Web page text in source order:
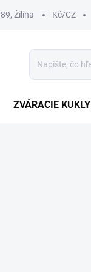
Žilina Kč/CZ
ZVÁRACIE KUKLY